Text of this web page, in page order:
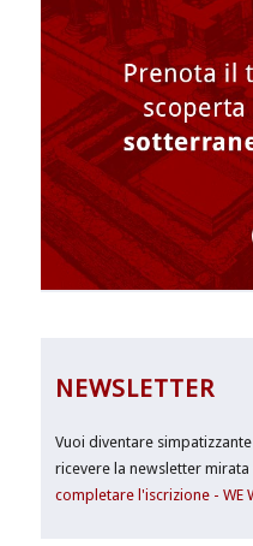
NEWSLETTER
Vuoi diventare
ricevere la newsletter
completare l'iscrizione - WE